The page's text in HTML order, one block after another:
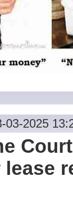
03-2025
lease